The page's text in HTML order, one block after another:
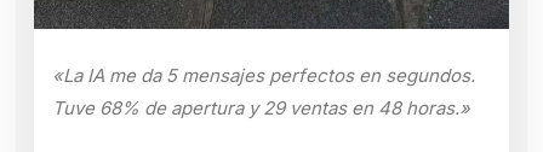
«La IA me da 5 mensajes perfectos en segundos.
Tuve 68% de apertura y 29 ventas en 48 horas.»